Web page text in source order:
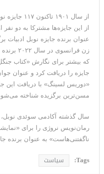
ترامپ: رهبری حکومت ایران
می‌دهد
از سال
عنوان برنده جایزه نوبل ادبیات
زن
جایزه را دریافت کرد و عنوان
مسن‌ترین برگزیده شناخته
سال گذشته آکادمی سوئدی
رمان‌نویس نروژی را برای
ناگفتنی‌هاست» به عنوان برنده جایزه نوبل
Tags: سیاست